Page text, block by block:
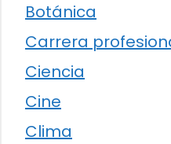
Botánica
Carrera
Ciencia
Cine
Clima